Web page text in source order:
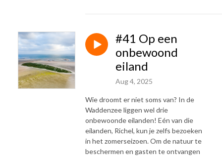
#41 Op een
onbewoond
eiland
Aug 4, 2025
Wie droomt er niet soms van? In de
Waddenzee liggen wel drie
onbewoonde eilanden! Eén van die
eilanden, Richel, kun je zelfs bezoeken
in het zomerseizoen. Om de natuur te
beschermen en gasten te ontvangen